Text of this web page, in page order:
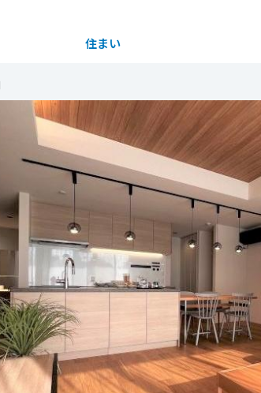
住まい
宅（建売・土地）検索
宅検索
ストック検索
ンション検索
[MISAWA RELAY]
のお客さま
動産活用（CRE）戦略
築
・介護・子育て・障がい福祉施設
リノベーション
・旅館リフォーム
ーム営業所
売買
地・事業用建物
地
窓口
センター
報
採用
用
者採用
ネス事業
業
都道府県を選択
【予約制 平屋の見学会！】
ほど合理的な動線が隠れていま
て洗面室からクローゼット、寝
朝の時間を確かなゆとりへと変
む」こと。その理想的な共生
縮しました。
る
にて随時見学できます